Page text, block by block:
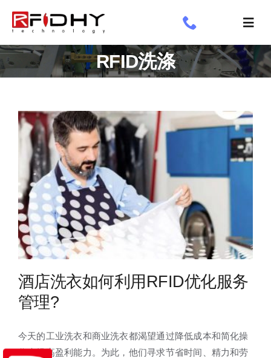
容
切
换
导
航
了解我们
应用领域
定制标签 专享
新闻专栏
RFID洗涤
酒店洗衣如何利用RFID优化服务
管理?
今天的工业洗衣和商业洗衣都渴望通过降低成本和简化操
作来提高盈利能力。为此，他们寻求节省时间、精力和劳